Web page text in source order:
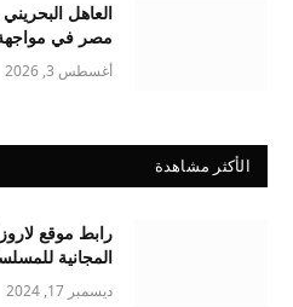
العاهل
مصر في مواجهة
أغسطس 3, 2026
الأكثر مشاهدة
المجانية
ديسمبر 17, 2024